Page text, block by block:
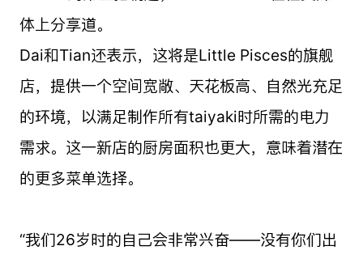
体上分享道。
Dai和Tian还表示，这将是Little Pisces的旗舰
店，提供一个空间宽敞、天花板高、自然光充足
的环境，以满足制作所有taiyaki时所需的电力
需求。这一新店的厨房面积也更大，意味着潜在
的更多菜单选择。
“我们26岁时的自己会非常兴奋——没有你们出